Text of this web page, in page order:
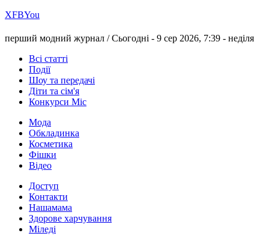
ХFBYou
перший модний журнал /Сьогодні - 9 сер 2026, 7:39 - неділя
Всі статті
Події
Шоу та передачі
Діти та сім'я
Конкурси Міс
Мода
Обкладинка
Косметика
Фішки
Відео
Доступ
Контакти
Нашамама
Здорове харчування
Міледі